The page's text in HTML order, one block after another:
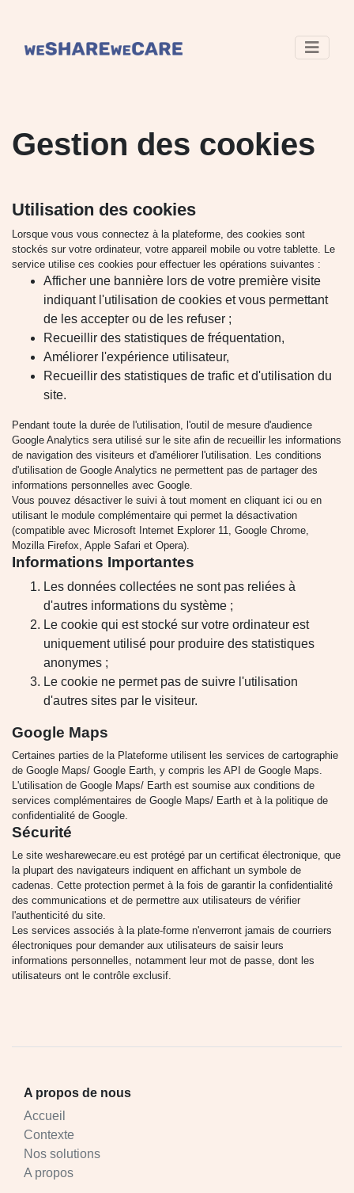
Gestion des cookies
Utilisation des cookies
Lorsque vous vous connectez à la plateforme, des cookies sont
stockés sur votre ordinateur, votre appareil mobile ou votre tablette. Le
service utilise ces cookies pour effectuer les opérations suivantes :
Afficher une bannière lors de votre première visite
indiquant l'utilisation de cookies et vous permettant
de les accepter ou de les refuser ;
Recueillir des statistiques de fréquentation,
Améliorer l'expérience utilisateur,
Recueillir des statistiques de trafic et d'utilisation du
site.
Pendant toute la durée de l'utilisation, l'outil de mesure d'audience
Google Analytics sera utilisé sur le site afin de recueillir les informations
de navigation des visiteurs et d'améliorer l'utilisation. Les conditions
d'utilisation de Google Analytics ne permettent pas de partager des
informations personnelles avec Google.
Vous pouvez désactiver le suivi à tout moment en cliquant ici ou en
utilisant le module complémentaire qui permet la désactivation
(compatible avec Microsoft Internet Explorer 11, Google Chrome,
Mozilla Firefox, Apple Safari et Opera).
Informations Importantes
Les données collectées ne sont pas reliées à
d'autres informations du système ;
Le cookie qui est stocké sur votre ordinateur est
uniquement utilisé pour produire des statistiques
anonymes ;
Le cookie ne permet pas de suivre l'utilisation
d'autres sites par le visiteur.
Google Maps
Certaines parties de la Plateforme utilisent les services de cartographie
de Google Maps/ Google Earth, y compris les API de Google Maps.
L'utilisation de Google Maps/ Earth est soumise aux conditions de
services complémentaires de Google Maps/ Earth et à la politique de
confidentialité de Google.
Sécurité
Le site wesharewecare.eu est protégé par un certificat électronique, que
la plupart des navigateurs indiquent en affichant un symbole de
cadenas. Cette protection permet à la fois de garantir la confidentialité
des communications et de permettre aux utilisateurs de vérifier
l'authenticité du site.
Les services associés à la plate-forme n'enverront jamais de courriers
électroniques pour demander aux utilisateurs de saisir leurs
informations personnelles, notamment leur mot de passe, dont les
utilisateurs ont le contrôle exclusif.
A propos de nous
Accueil
Contexte
Nos solutions
A propos